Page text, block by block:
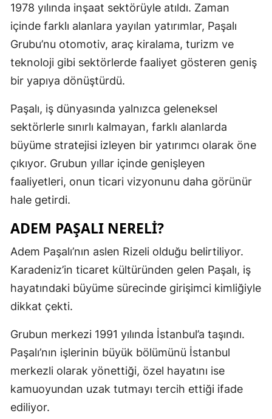
1978 yılında inşaat sektörüyle atıldı. Zaman
içinde farklı alanlara yayılan yatırımlar, Paşalı
Grubu’nu otomotiv, araç kiralama, turizm ve
teknoloji gibi sektörlerde faaliyet gösteren geniş
bir yapıya dönüştürdü.
Paşalı, iş dünyasında yalnızca geleneksel
sektörlerle sınırlı kalmayan, farklı alanlarda
büyüme stratejisi izleyen bir yatırımcı olarak öne
çıkıyor. Grubun yıllar içinde genişleyen
faaliyetleri, onun ticari vizyonunu daha görünür
hale getirdi.
ADEM PAŞALI NERELİ?
Adem Paşalı’nın aslen Rizeli olduğu belirtiliyor.
Karadeniz’in ticaret kültüründen gelen Paşalı, iş
hayatındaki büyüme sürecinde girişimci kimliğiyle
dikkat çekti.
Grubun merkezi 1991 yılında İstanbul’a taşındı.
Paşalı’nın işlerinin büyük bölümünü İstanbul
merkezli olarak yönettiği, özel hayatını ise
kamuoyundan uzak tutmayı tercih ettiği ifade
ediliyor.